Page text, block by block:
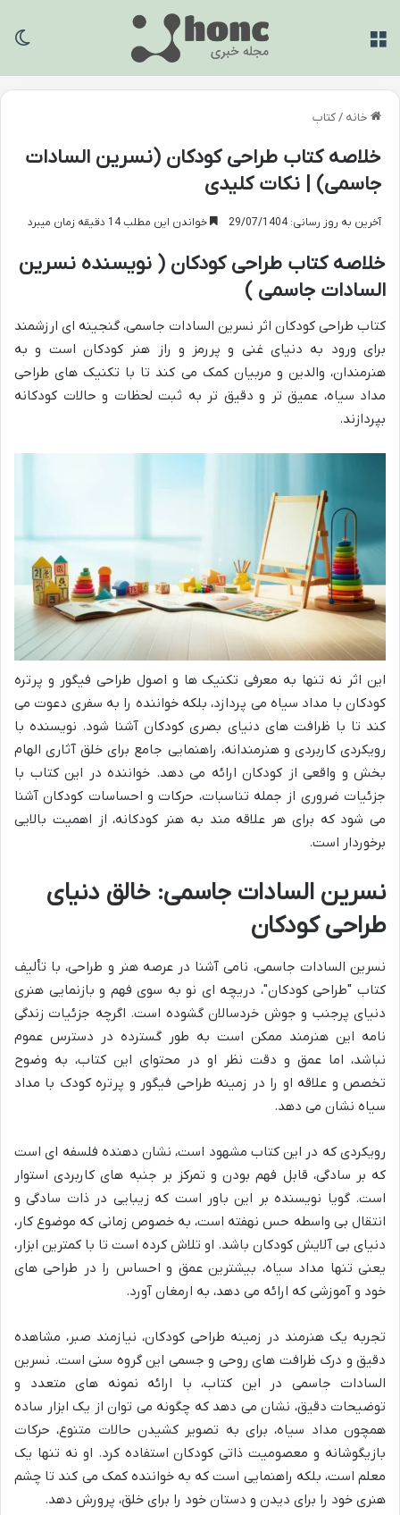
خانه /کتاب
خلاصه کتاب طراحی کودکان (نسرین السادات
جاسمی) | نکات کلیدی
آخرین به روز رسانی: 29/07/1404 خواندن این مطلب 14 دقیقه زمان میبرد
خلاصه کتاب طراحی کودکان ( نویسنده نسرین
السادات جاسمی )
کتاب طراحی کودکان اثر نسرین السادات جاسمی، گنجینه ای ارزشمند
برای ورود به دنیای غنی و پررمز و راز هنر کودکان است و به
هنرمندان، والدین و مربیان کمک می کند تا با تکنیک های طراحی
مداد سیاه، عمیق تر و دقیق تر به ثبت لحظات و حالات کودکانه
بپردازند.
این اثر نه تنها به معرفی تکنیک ها و اصول طراحی فیگور و پرتره
کودکان با مداد سیاه می پردازد، بلکه خواننده را به سفری دعوت می
کند تا با ظرافت های دنیای بصری کودکان آشنا شود. نویسنده با
رویکردی کاربردی و هنرمندانه، راهنمایی جامع برای خلق آثاری الهام
بخش و واقعی از کودکان ارائه می دهد. خواننده در این کتاب با
جزئیات ضروری از جمله تناسبات، حرکات و احساسات کودکان آشنا
می شود که برای هر علاقه مند به هنر کودکانه، از اهمیت بالایی
برخوردار است.
نسرین السادات جاسمی: خالق دنیای
طراحی کودکان
نسرین السادات جاسمی، نامی آشنا در عرصه هنر و طراحی، با تألیف
کتاب "طراحی کودکان"، دریچه ای نو به سوی فهم و بازنمایی هنری
دنیای پرجنب و جوش خردسالان گشوده است. اگرچه جزئیات زندگی
نامه این هنرمند ممکن است به طور گسترده در دسترس عموم
نباشد، اما عمق و دقت نظر او در محتوای این کتاب، به وضوح
تخصص و علاقه او را در زمینه طراحی فیگور و پرتره کودک با مداد
سیاه نشان می دهد.
رویکردی که در این کتاب مشهود است، نشان دهنده فلسفه ای است
که بر سادگی، قابل فهم بودن و تمرکز بر جنبه های کاربردی استوار
است. گویا نویسنده بر این باور است که زیبایی در ذات سادگی و
انتقال بی واسطه حس نهفته است، به خصوص زمانی که موضوع کار،
دنیای بی آلایش کودکان باشد. او تلاش کرده است تا با کمترین ابزار،
یعنی تنها مداد سیاه، بیشترین عمق و احساس را در طراحی های
خود و آموزشی که ارائه می دهد، به ارمغان آورد.
تجربه یک هنرمند در زمینه طراحی کودکان، نیازمند صبر، مشاهده
دقیق و درک ظرافت های روحی و جسمی این گروه سنی است. نسرین
السادات جاسمی در این کتاب، با ارائه نمونه های متعدد و
توضیحات دقیق، نشان می دهد که چگونه می توان از یک ابزار ساده
همچون مداد سیاه، برای به تصویر کشیدن حالات متنوع، حرکات
بازیگوشانه و معصومیت ذاتی کودکان استفاده کرد. او نه تنها یک
معلم است، بلکه راهنمایی است که به خواننده کمک می کند تا چشم
هنری خود را برای دیدن و دستان خود را برای خلق، پرورش دهد.